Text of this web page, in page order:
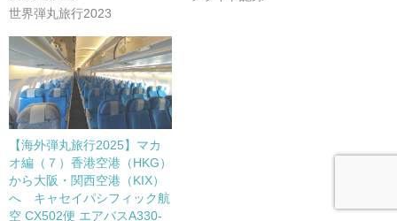
世界弾丸旅行2023
【海外弾丸旅行2025】マカ
オ編（７）香港空港（HKG）
から大阪・関西空港（KIX）
へ キャセイパシフィック航
空 CX502便 エアバスA330-